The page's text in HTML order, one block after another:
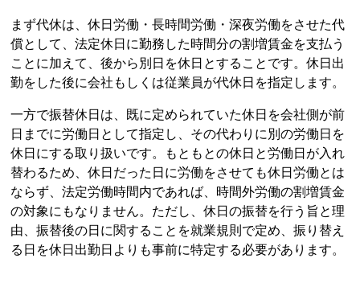
まず代休は、休日労働・長時間労働・深夜労働をさせた代
償として、法定休日に勤務した時間分の割増賃金を支払う
ことに加えて、後から別日を休日とすることです。休日出
勤をした後に会社もしくは従業員が代休日を指定します。
一方で振替休日は、既に定められていた休日を会社側が前
日までに労働日として指定し、その代わりに別の労働日を
休日にする取り扱いです。もともとの休日と労働日が入れ
替わるため、休日だった日に労働をさせても休日労働とは
ならず、法定労働時間内であれば、時間外労働の割増賃金
の対象にもなりません。ただし、休日の振替を行う旨と理
由、振替後の日に関することを就業規則で定め、振り替え
る日を休日出勤日よりも事前に特定する必要があります。